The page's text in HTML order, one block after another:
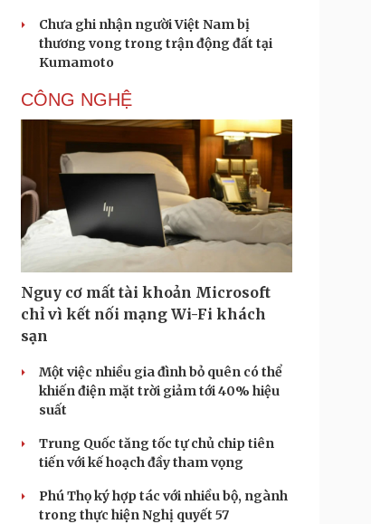
Chưa ghi nhận người Việt Nam bị
thương vong trong trận động đất tại
Kumamoto
CÔNG NGHỆ
Nguy cơ mất tài khoản Microsoft
chỉ vì kết nối mạng Wi-Fi khách
sạn
Một việc nhiều gia đình bỏ quên có thể
khiến điện mặt trời giảm tới 40% hiệu
suất
Trung Quốc tăng tốc tự chủ chip tiên
tiến với kế hoạch đầy tham vọng
Phú Thọ ký hợp tác với nhiều bộ, ngành
trong thực hiện Nghị quyết 57